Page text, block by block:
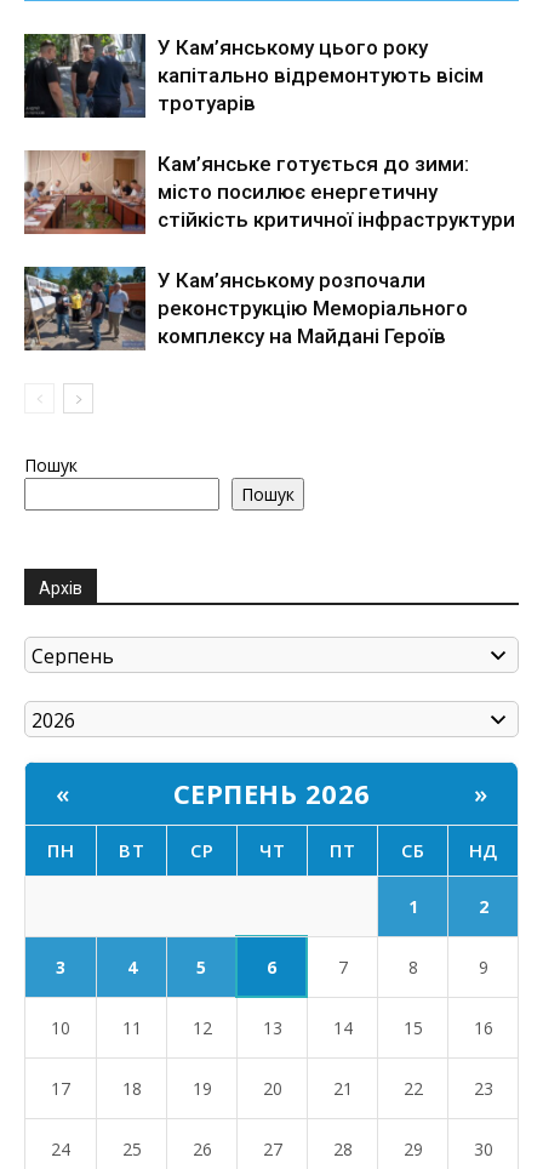
У Кам’янському цього року
капітально відремонтують вісім
тротуарів
Кам’янське готується до зими:
місто посилює енергетичну
стійкість критичної інфраструктури
У Кам’янському розпочали
реконструкцію Меморіального
комплексу на Майдані Героїв
Пошук
Пошук
Архів
« СЕРПЕНЬ 2026 »
ПН ВТ СР ЧТ ПТ СБ НД
1 2
3 4 5 6 7 8 9
10 11 12 13 14 15 16
17 18 19 20 21 22 23
24 25 26 27 28 29 30